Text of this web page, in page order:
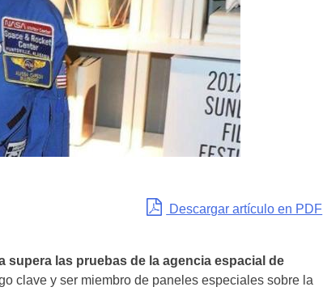
Descargar artículo en PDF
supera las pruebas de la agencia espacial de
clave y ser miembro de paneles especiales sobre la